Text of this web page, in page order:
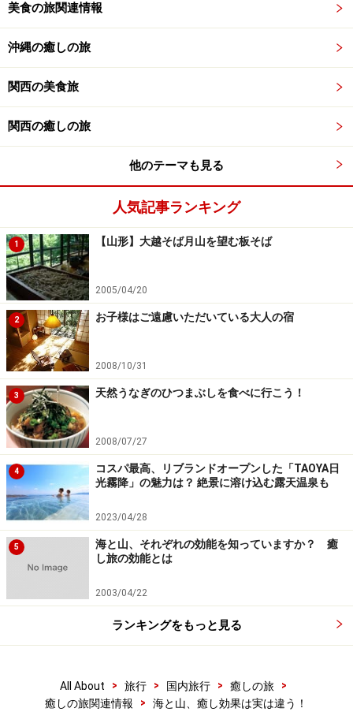
美食の旅関連情報
沖縄の癒しの旅
関西の美食旅
関西の癒しの旅
他のテーマも見る
人気記事ランキング
1 【山形】大越そば月山を望む板そば
2005/04/20
2 お子様はご遠慮いただいている大人の宿
2008/10/31
3 天然うなぎのひつまぶしを食べに行こう！
2008/07/27
4
コスパ最高、リブランドオープンした「TAOYA日
光霧降」の魅力は？ 絶景に溶け込む露天温泉も
2023/04/28
5
海と山、それぞれの効能を知っていますか？ 癒
し旅の効能とは
2003/04/22
ランキングをもっと見る
All About > 旅行 > 国内旅行 > 癒しの旅
>
癒しの旅関連情報
> 海と山、癒し効果は実は違う！